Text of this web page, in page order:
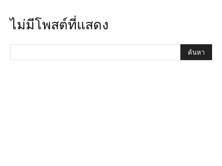
ไม่มีโพสต์ที่แสดง